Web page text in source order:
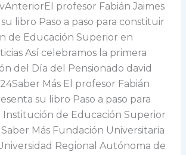
profesor Fabián Jaimes
libro Paso a paso para constituir
de Educación Superior en
Así celebramos la primera
del Día del Pensionado david
Más El profesor Fabián
su libro Paso a paso para
de Educación Superior
Saber Más Fundación Universitaria
Regional Autónoma de